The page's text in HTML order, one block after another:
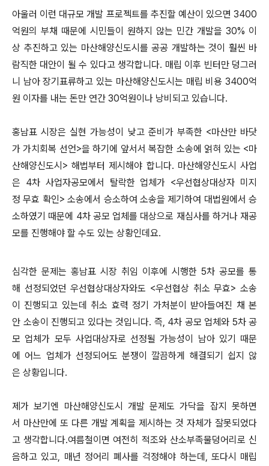
아울러 이런 대규모 개발 프로젝트를 추진할 예산이 있으면 3400
억원의 부채 때문에 시민들이 원하지 않는 민간 개발을 30% 이
상 추진하고 있는 마산해양신도시를 공공 개발하는 것이 훨씬 바
람직한 대안이 될 수 있다고 생각합니다. 매립 이후 빈터만 덩그러
니 남아 장기표류하고 있는 마산해양신도시는 매립 비용 3400억
원 이자를 내는 돈만 연간 30억원이나 낭비되고 있습니다.
홍남표 시장은 실현 가능성이 낮고 준비가 부족한 <마산만 바닷
가 가치회복 선언>을 하기에 앞서서 복잡한 소송에 얽혀 있는 <마
산해양신도시> 해법부터 제시해야 합니다. 마산해양신도시 사업
은 4차 사업자공모에서 탈락한 업체가 <우선협상대상자 미지
정 무효 확인> 소송에서 승소하여 소송을 제기하여 대법원에서 승
소하였기 때문에 4차 공모 업체를 대상으로 재심사를 하거나 재공
모를 진행해야 할 수도 있는 상황인데요.
심각한 문제는 홍남표 시장 취임 이후에 시행한 5차 공모를 통
해 선정되었던 우선협상대상자와도 <우선협상 취소 무효> 소송
이 진행되고 있는데 취소 효력 정기 가처분이 받아들여진 채 본
안 소송이 진행되고 있다는 것입니다. 즉, 4차 공모 업체와 5차 공
모 업체가 모두 사업대상자로 선정될 가능성이 남아 있기 때문
에 어느 업체가 선정되어도 분쟁이 깔끔하게 해결되기 쉽지 않
은 상황입니다.
제가 보기엔 마산해양신도시 개발 문제도 가닥을 잡지 못하면
서 마산만에 또 다른 개발 계획을 제시하는 것 자체가 잘못되었다
고 생각합니다.여름철이면 여전히 적조와 산소부족물덩어리로 신
음하고 있고, 매년 정어리 폐사를 걱정해야 하는데, 또다시 매립